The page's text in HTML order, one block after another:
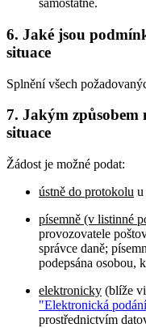
samostatně.
6. Jaké jsou
situace
Splnění všech
7. Jakým způsobem
situace
Žádost je možné podat:
ústně do protokolu u
písemně (v listinné
provozovatele
správce daně;
podepsána osobou,
elektronicky (blíže
"Elektronická
prostřednictvím